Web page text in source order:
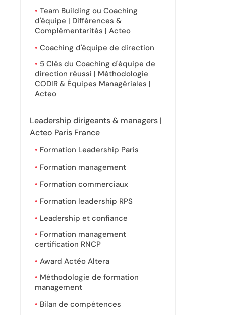
Team Building ou Coaching
d'équipe | Différences &
Complémentarités | Acteo
Coaching d'équipe de direction
5 Clés du Coaching d'équipe de
direction réussi | Méthodologie
CODIR & Équipes Managériales |
Acteo
Leadership dirigeants & managers |
Acteo Paris France
Formation Leadership Paris
Formation management
Formation commerciaux
Formation leadership RPS
Leadership et confiance
Formation management
certification RNCP
Award Actéo Altera
Méthodologie de formation
management
Bilan de compétences